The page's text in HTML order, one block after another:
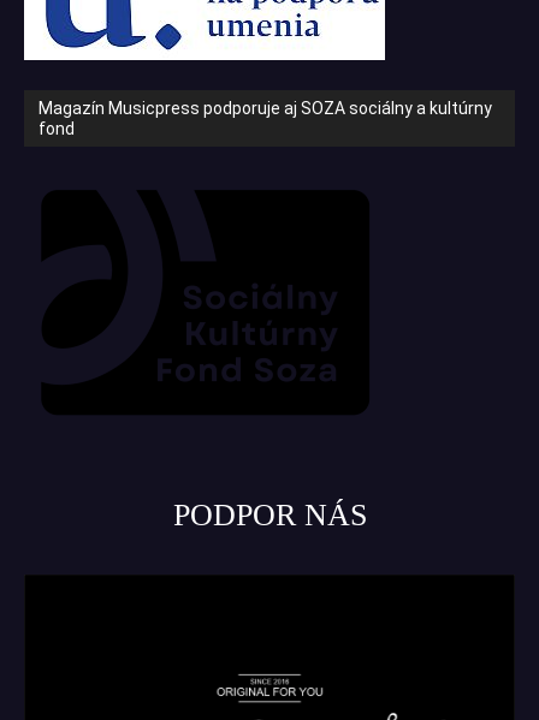
Magazín Musicpress podporuje aj SOZA sociálny a kultúrny
fond
PODPOR NÁS